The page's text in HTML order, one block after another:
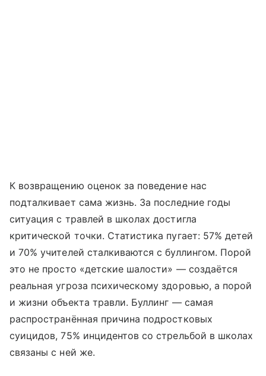
К возвращению оценок за поведение нас
подталкивает сама жизнь. За последние годы
ситуация с травлей в школах достигла
критической точки. Статистика пугает: 57% детей
и 70% учителей сталкиваются с буллингом. Порой
это не просто «детские шалости» — создаётся
реальная угроза психическому здоровью, а порой
и жизни объекта травли. Буллинг — самая
распространённая причина подрост­ковых
суицидов, 75% инцидентов со стрельбой в школах
связаны с ней же.